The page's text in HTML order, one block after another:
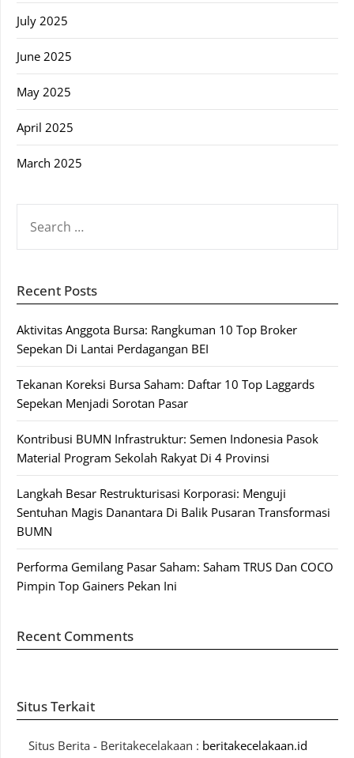
July 2025
June 2025
May 2025
April 2025
March 2025
FOR:
Recent Posts
Aktivitas Anggota Bursa: Rangkuman 10 Top Broker
Sepekan Di Lantai Perdagangan BEI
Tekanan Koreksi Bursa Saham: Daftar 10 Top Laggards
Sepekan Menjadi Sorotan Pasar
Kontribusi BUMN Infrastruktur: Semen Indonesia Pasok
Material Program Sekolah Rakyat Di 4 Provinsi
Langkah Besar Restrukturisasi Korporasi: Menguji
Sentuhan Magis Danantara Di Balik Pusaran Transformasi
BUMN
Performa Gemilang Pasar Saham: Saham TRUS Dan COCO
Pimpin Top Gainers Pekan Ini
Recent Comments
Situs Terkait
Situs Berita - Beritakecelakaan : beritakecelakaan.id